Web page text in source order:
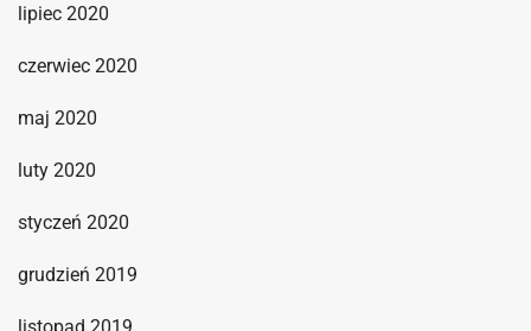
lipiec 2020
czerwiec 2020
maj 2020
luty 2020
styczeń 2020
grudzień 2019
listopad 2019